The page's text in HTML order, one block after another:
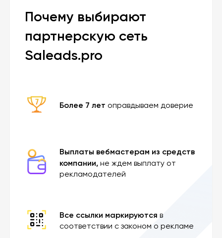
Почему выбирают
партнерскую сеть
Saleads.pro
Более 7 лет оправдываем доверие
Выплаты вебмастерам из средств
компании, не ждем выплату от
рекламодателей
Все ссылки маркируются в
соответствии с законом о рекламе